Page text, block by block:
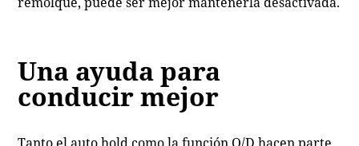
Una ayuda para
conducir mejor